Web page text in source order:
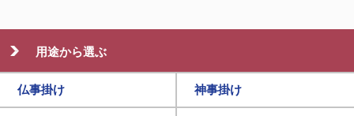
用途から選ぶ
仏事掛け 神事掛け